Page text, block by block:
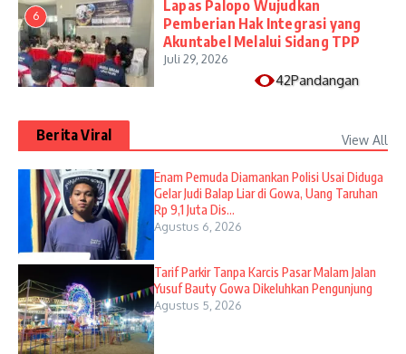
6
Lapas Palopo Wujudkan
Pemberian Hak Integrasi yang
Akuntabel Melalui Sidang TPP
Juli 29, 2026
42Pandangan
Berita Viral View All
Enam Pemuda Diamankan Polisi Usai Diduga
Gelar Judi Balap Liar di Gowa, Uang Taruhan
Rp 9,1 Juta Dis...
Agustus 6, 2026
Tarif Parkir Tanpa Karcis Pasar Malam Jalan
Yusuf Bauty Gowa Dikeluhkan Pengunjung
Agustus 5, 2026